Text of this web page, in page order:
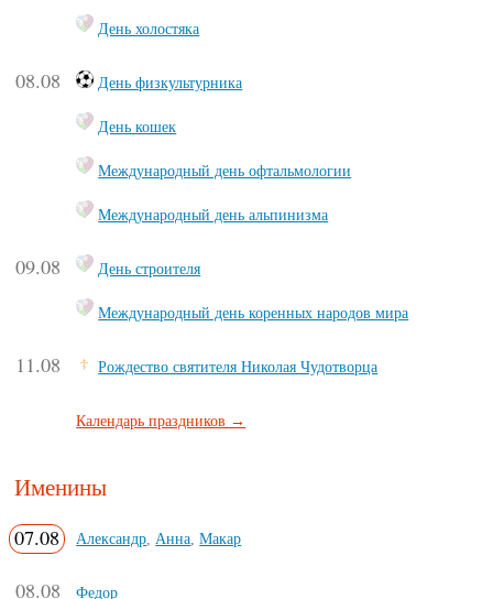
День холостяка
08.08 День физкультурника
День кошек
Международный день офтальмологии
Международный день альпинизма
09.08 День строителя
Международный день коренных народов мира
11.08 Рождество святителя Николая Чудотворца
Календарь праздников →
Именины
07.08 Александр Анна ,Макар
08.08 Федор